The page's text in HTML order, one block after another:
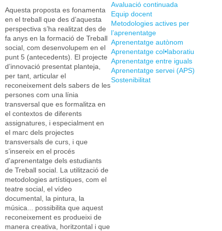
Aquesta proposta es fonamenta
en el treball que des d’aquesta
perspectiva s’ha realitzat des de
fa anys en la formació de Treball
social, com desenvolupem en el
punt 5 (antecedents). El projecte
d’innovació presentat planteja,
per tant, articular el
reconeixement dels sabers de les
persones com una línia
transversal que es formalitza en
el contextos de diferents
assignatures, i especialment en
el marc dels projectes
transversals de curs, i que
s’insereix en el procés
d'aprenentatge dels estudiants
de Treball social. La utilització de
metodologies artístiques, com el
teatre social, el vídeo
documental, la pintura, la
música... possibilita que aquest
reconeixement es produeixi de
manera creativa, horitzontal i que
Avaluació continuada
Equip docent
Metodologies actives per
l’aprenentatge
Aprenentatge autònom
Aprenentatge col•laboratiu
Aprenentatge entre iguals
Aprenentatge servei (APS)
Sostenibilitat